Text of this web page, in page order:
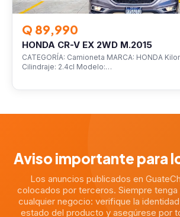
Q 89,990
HONDA CR-V EX 2WD M.2015
CATEGORÍA: Camioneta MARCA: HONDA
Cilindraje: 2.4cl Modelo:…
Aviso importante para
Los anuncios publicados en
colocados por terceros. Siempre tenga
cualquier negocio: verifique la
estado del producto y asegúrese por